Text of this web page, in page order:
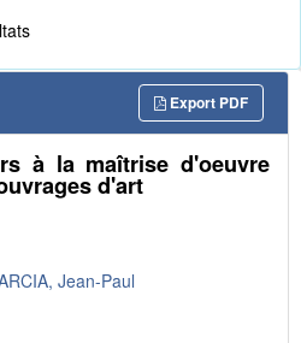
Export PDF
à la maîtrise d'oeuvre
d'art
Jean-Paul